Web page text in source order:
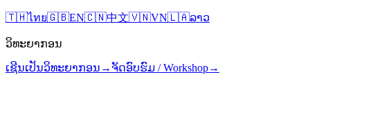
🇹🇭ไทย🇬🇧EN🇨🇳中文🇻🇳VN🇱🇦ລາວ
ວິທະຍາກອນ
ເຊີນເປັນວິທະຍາກອນ → ຈັດອົບຮົມ / Workshop→